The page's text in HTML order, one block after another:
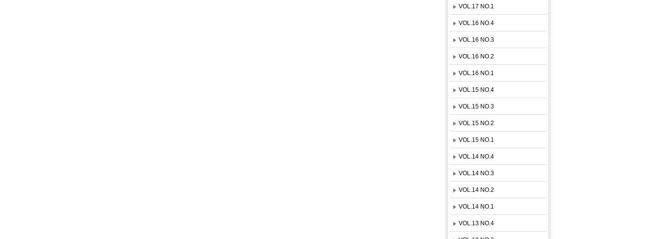
VOL.17 NO.1
VOL.16 NO.4
VOL.16 NO.3
VOL.16 NO.2
VOL.16 NO.1
VOL.15 NO.4
VOL.15 NO.3
VOL.15 NO.2
VOL.15 NO.1
VOL.14 NO.4
VOL.14 NO.3
VOL.14 NO.2
VOL.14 NO.1
VOL.13 NO.4